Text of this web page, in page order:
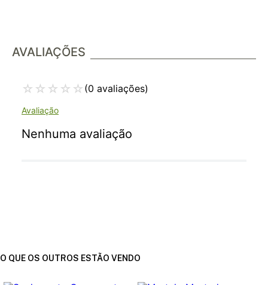
AVALIAÇÕES
☆ ☆ ☆ ☆ ☆ (0 avaliações)
Nenhuma avaliação
O QUE OS OUTROS ESTÃO VENDO